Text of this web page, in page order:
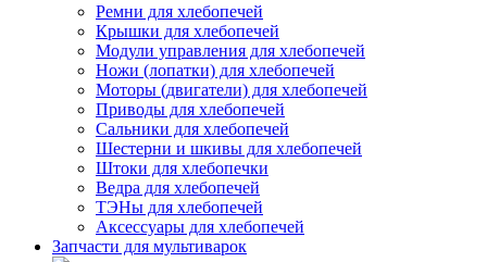
Ремни для хлебопечей
Крышки для хлебопечей
Модули управления для хлебопечей
Ножи (лопатки) для хлебопечей
Моторы (двигатели) для хлебопечей
Приводы для хлебопечей
Сальники для хлебопечей
Шестерни и шкивы для хлебопечей
Штоки для хлебопечки
Ведра для хлебопечей
ТЭНы для хлебопечей
Аксессуары для хлебопечей
Запчасти для мультиварок